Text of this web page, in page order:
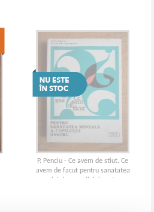
P. Penciu - Ce avem de stiut. Ce
avem de facut pentru sanatatea
mintala a copilului nostru